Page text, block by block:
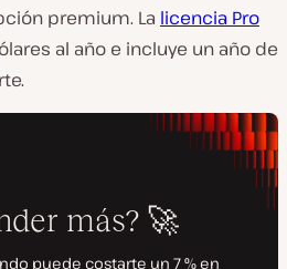
premium. La licencia Pro
al año e incluye un año de